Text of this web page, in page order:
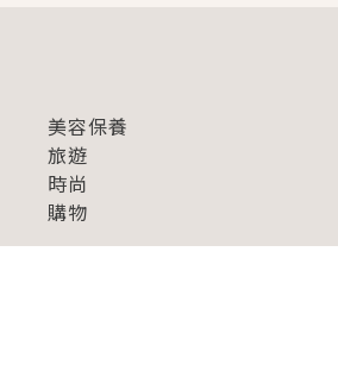
美容保養
旅遊
時尚
購物